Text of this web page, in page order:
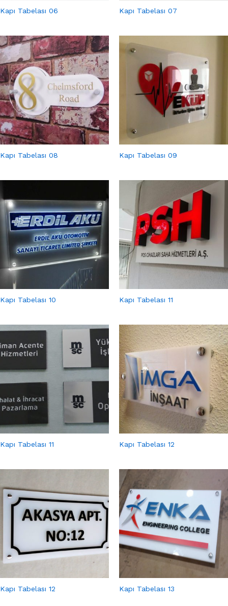
Kapı Tabelası 06 Kapı Tabelası 07
Kapı Tabelası 08 Kapı Tabelası 09
Kapı Tabelası 10 Kapı Tabelası 11
Kapı Tabelası 11 Kapı Tabelası 12
Kapı Tabelası 12 Kapı Tabelası 13